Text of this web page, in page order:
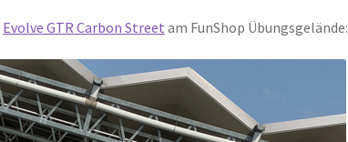
Evolve GTR Carbon Street am FunShop Übungsgelände: